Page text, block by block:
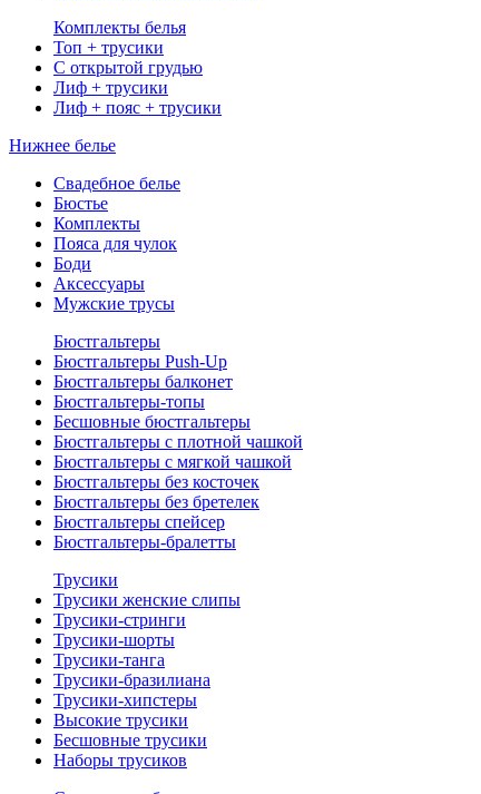
Комплекты белья
Топ + трусики
С открытой грудью
Лиф + трусики
Лиф + пояс + трусики
Нижнее белье
Свадебное белье
Бюстье
Комплекты
Пояса для чулок
Боди
Аксессуары
Мужские трусы
Бюстгальтеры
Бюстгальтеры Push-Up
Бюстгальтеры балконет
Бюстгальтеры-топы
Бесшовные бюстгальтеры
Бюстгальтеры с плотной чашкой
Бюстгальтеры с мягкой чашкой
Бюстгальтеры без косточек
Бюстгальтеры без бретелек
Бюстгальтеры спейсер
Бюстгальтеры-бралетты
Трусики
Трусики женские слипы
Трусики-стринги
Трусики-шорты
Трусики-танга
Трусики-бразилиана
Трусики-хипстеры
Высокие трусики
Бесшовные трусики
Наборы трусиков